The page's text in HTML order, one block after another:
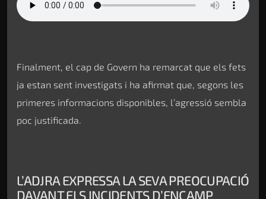
Finalment, el cap de Govern ha remarcat que els fets
ja estan sent investigats i ha afirmat que, segons les
primeres informacions disponibles, l’agressió sembla
poc justificada.
L’ADJRA EXPRESSA LA SEVA PREOCUPACIÓ
DAVANT ELS INCIDENTS D’ENCAMP